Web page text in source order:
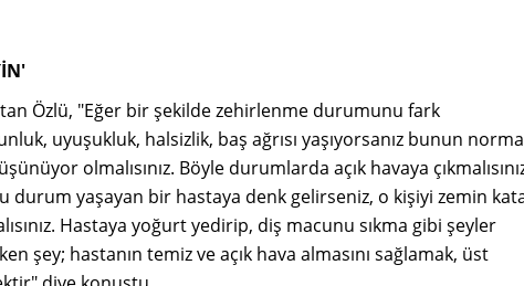
Özlü, "Eğer bir şekilde zehirlenme durumunu fark
uyuşukluk, halsizlik, baş ağrısı yaşıyorsanız bunun
olmalısınız. Böyle durumlarda açık havaya
durum yaşayan bir hastaya denk gelirseniz, o kişiyi zemin
Hastaya yoğurt yedirip, diş macunu sıkma gibi şeyler
şey; hastanın temiz ve açık hava almasını sağlamak, üst